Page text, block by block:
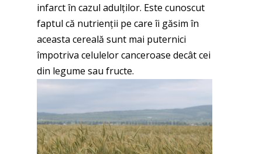
infarct în cazul adulților. Este cunoscut
faptul că nutrienții pe care îi găsim în
aceasta cereală sunt mai puternici
împotriva celulelor canceroase decât cei
din legume sau fructe.